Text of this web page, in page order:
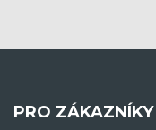
PRO ZÁKAZNÍKY